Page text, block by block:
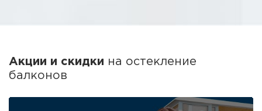
Акции и скидки на остекление
балконов